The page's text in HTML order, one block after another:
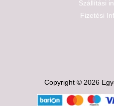
Szállítási
Fizetési
Copyright © 2026